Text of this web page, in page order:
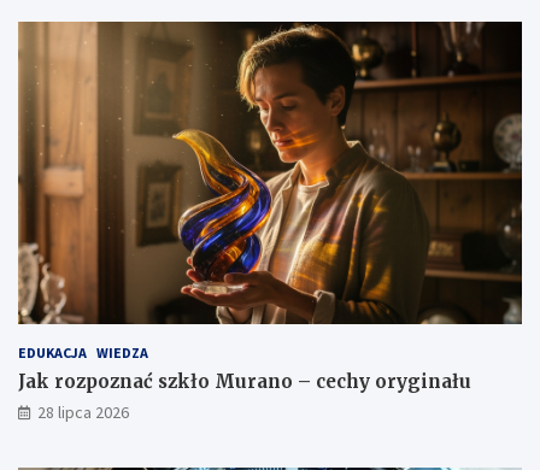
EDUKACJA WIEDZA
Jak rozpoznać szkło Murano – cechy oryginału
28 lipca 2026